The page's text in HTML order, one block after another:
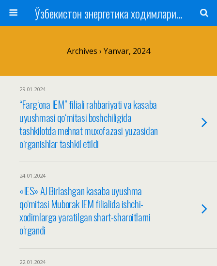
Ўзбекистон энергетика ходимлари касаба уюшмаси
Archives › Yanvar, 2024
29.01.2024
“Farg‘ona IEM” filiali rahbariyati va kasaba
uyushmasi qo‘mitasi boshchiligida
tashkilotda mehnat muxofazasi yuzasidan
o‘rganishlar tashkil etildi
24.01.2024
«IES» AJ Birlashgan kasaba uyushma
qo‘mitasi Muborak IEM filialida ishchi-
xodimlarga yaratilgan shart-sharoitlarni
o‘rgandi
22.01.2024